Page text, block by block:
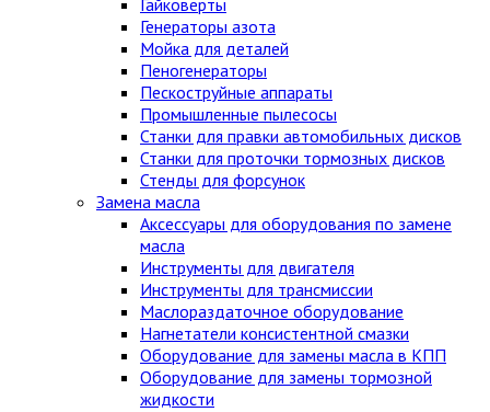
Генераторы азота
Мойка для деталей
Пеногенераторы
Пескоструйные аппараты
Промышленные пылесосы
Станки для правки автомобильных дисков
Станки для проточки тормозных дисков
Стенды для форсунок
Замена масла
Аксессуары для оборудования по замене
масла
Инструменты для двигателя
Инструменты для трансмиссии
Маслораздаточное оборудование
Нагнетатели консистентной смазки
Оборудование для замены масла в КПП
Оборудование для замены тормозной
жидкости